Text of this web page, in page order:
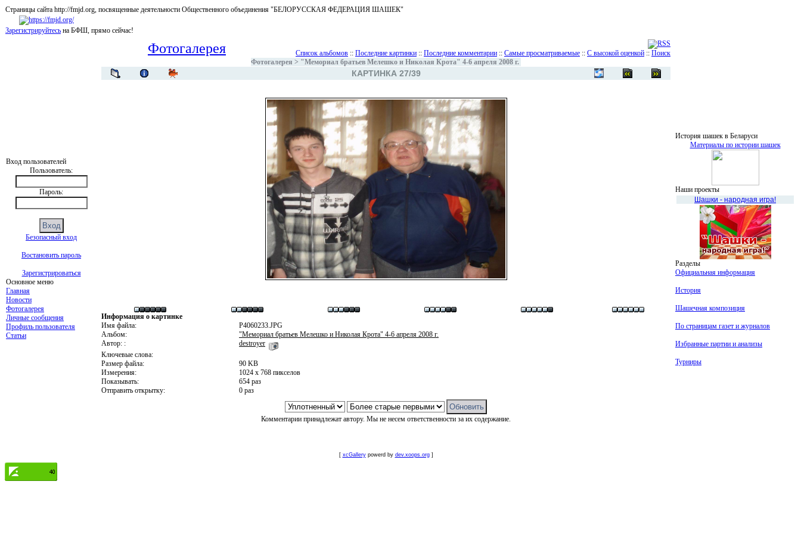
Страницы сайта http://fmjd.org, посвященные деятельности Общественного объединения "БЕЛОРУССКАЯ ФЕДЕРАЦИЯ ШАШЕК"
Зарегистрируйтесь на БФШ, прямо сейчас!
Вход пользователей
Пользователь:
Пароль:
Безопасный вход
Востановить пароль
Зарегистрироваться
Основное меню
Главная
Новости
Фотогалерея
Личные сообщения
Профиль пользователя
Статьи
Фотогалерея Список альбомов :: Последние картинки :: Последние комментарии :: Самые просматриваемые :: С высокой оценкой :: Поиск
Фотогалерея > "Мемориал братьев Мелешко и Николая Крота" 4-6 апреля 2008 г.
КАРТИНКА 27/39
Информация о картинке
Имя файла:
P4060233.JPG
Альбом:
"Мемориал братьев Мелешко и Николая Крота" 4-6 апреля 2008 г.
Автор: :
destroyer
Ключевые слова:
Размер файла:
90 KB
Измерения:
1024 x 768 пикселов
Показывать:
654 раз
Отправить открытку:
0 раз
Комментарии принадлежат автору. Мы не несем ответственности за их содержание.
[ xcGallerypowerd by dev.xoops.org]
История шашек в Беларуси
Материалы по истории шашек
Наши проекты
Шашки - народная игра!
Разделы
Официальная информация
История
Шашечная композиция
По страницам газет и журналов
Избранные партии и анализы
Турниры